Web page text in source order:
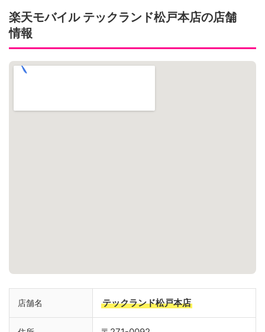
楽天モバイル テックランド松戸本店の店舗
情報
店舗名 テックランド松戸本店